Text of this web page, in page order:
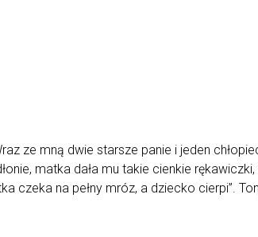
ze mną dwie starsze panie i jeden
matka dała mu takie cienkie
czeka na pełny mróz, a dziecko cierpi”.